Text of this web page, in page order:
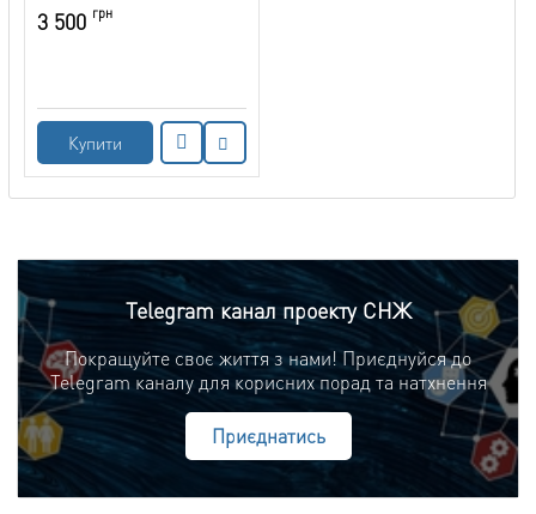
3 500 грн
Купити
Telegram канал проекту СНЖ
Покращуйте своє життя з нами! Приєднуйся до
Telegram каналу для корисних порад та натхнення
Приєднатись